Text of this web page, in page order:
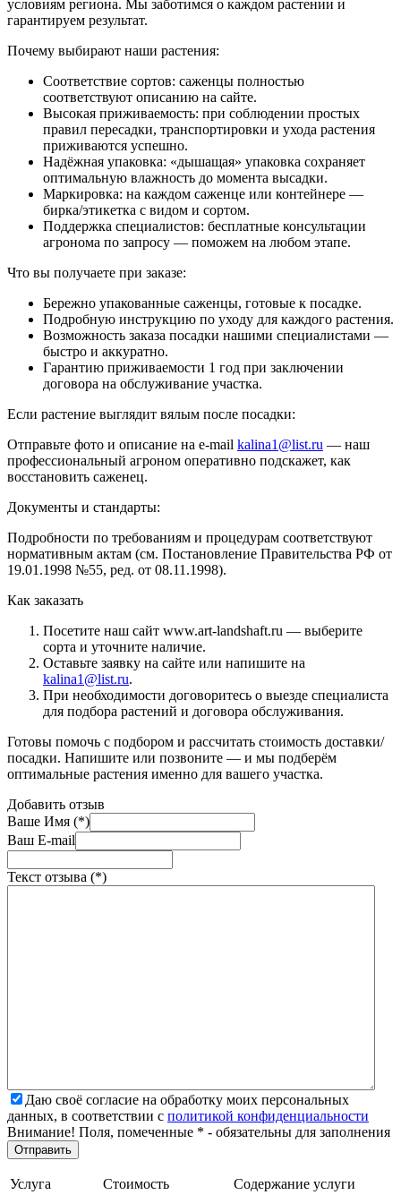
условиям региона. Мы заботимся о каждом растении и
гарантируем результат.
Почему выбирают наши растения:
Соответствие сортов: саженцы полностью
соответствуют описанию на сайте.
Высокая приживаемость: при соблюдении простых
правил пересадки, транспортировки и ухода растения
приживаются успешно.
Надёжная упаковка: «дышащая» упаковка сохраняет
оптимальную влажность до момента высадки.
Маркировка: на каждом саженце или контейнере —
бирка/этикетка с видом и сортом.
Поддержка специалистов: бесплатные консультации
агронома по запросу — поможем на любом этапе.
Что вы получаете при заказе:
Бережно упакованные саженцы, готовые к посадке.
Подробную инструкцию по уходу для каждого растения.
Возможность заказа посадки нашими специалистами —
быстро и аккуратно.
Гарантию приживаемости 1 год при заключении
договора на обслуживание участка.
Если растение выглядит вялым после посадки:
Отправьте фото и описание на e-mail kalina1@list.ru — наш
профессиональный агроном оперативно подскажет, как
восстановить саженец.
Документы и стандарты:
Подробности по требованиям и процедурам соответствуют
нормативным актам (см. Постановление Правительства РФ от
19.01.1998 №55, ред. от 08.11.1998).
Как заказать
Посетите наш сайт www.art-landshaft.ru — выберите
сорта и уточните наличие.
Оставьте заявку на сайте или напишите на
kalina1@list.ru.
При необходимости договоритесь о выезде специалиста
для подбора растений и договора обслуживания.
Готовы помочь с подбором и рассчитать стоимость доставки/
посадки. Напишите или позвоните — и мы подберём
оптимальные растения именно для вашего участка.
Добавить отзыв
Ваше Имя (*)
Ваш E-mail
Текст отзыва (*)
Даю своё согласие на обработку моих персональных
данных, в соответствии с политикой конфиденциальности
Внимание! Поля, помеченные * - обязательны для заполнения
Услуга Стоимость Содержание услуги